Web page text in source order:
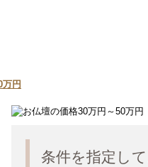
円
条件を指定して